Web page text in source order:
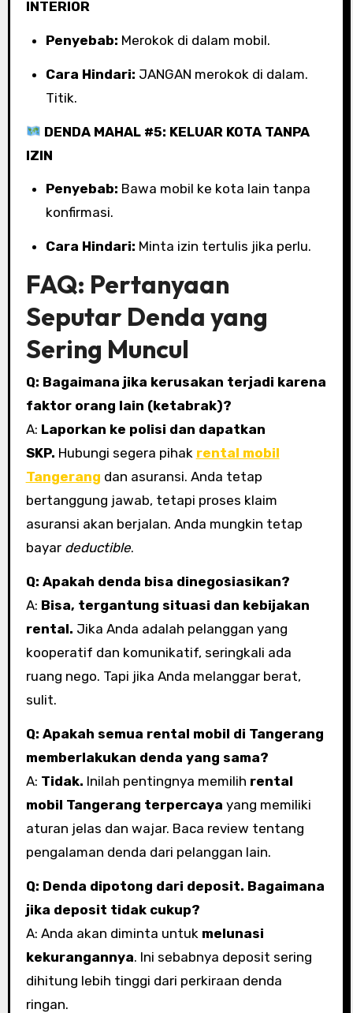
INTERIOR
Penyebab: Merokok di dalam mobil.
Cara Hindari: JANGAN merokok di dalam.
Titik.
DENDA MAHAL #5: KELUAR KOTA TANPA
IZIN
Penyebab: Bawa mobil ke kota lain tanpa
konfirmasi.
Cara Hindari: Minta izin tertulis jika perlu.
FAQ: Pertanyaan
Seputar Denda yang
Sering Muncul
Q: Bagaimana jika kerusakan terjadi karena
faktor orang lain (ketabrak)?
A: Laporkan ke polisi dan dapatkan
SKP. Hubungi segera pihak rental mobil
Tangerang dan asuransi. Anda tetap
bertanggung jawab, tetapi proses klaim
asuransi akan berjalan. Anda mungkin tetap
bayar deductible.
Q: Apakah denda bisa dinegosiasikan?
A: Bisa, tergantung situasi dan kebijakan
rental. Jika Anda adalah pelanggan yang
kooperatif dan komunikatif, seringkali ada
ruang nego. Tapi jika Anda melanggar berat,
sulit.
Q: Apakah semua rental mobil di Tangerang
memberlakukan denda yang sama?
A: Tidak. Inilah pentingnya memilih rental
mobil Tangerang terpercaya yang memiliki
aturan jelas dan wajar. Baca review tentang
pengalaman denda dari pelanggan lain.
Q: Denda dipotong dari deposit. Bagaimana
jika deposit tidak cukup?
A: Anda akan diminta untuk melunasi
kekurangannya. Ini sebabnya deposit sering
dihitung lebih tinggi dari perkiraan denda
ringan.